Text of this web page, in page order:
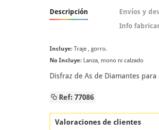
Descripción Envíos y
Info
Incluye: Traje , gorro.
No Incluye: Lanza, mono ni calzado
Disfraz de As de Diamantes
Ref: 77086
Valoraciones de clientes